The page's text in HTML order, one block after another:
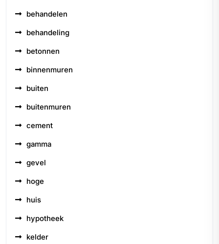
behandelen
behandeling
betonnen
binnenmuren
buiten
buitenmuren
cement
gamma
gevel
hoge
huis
hypotheek
kelder